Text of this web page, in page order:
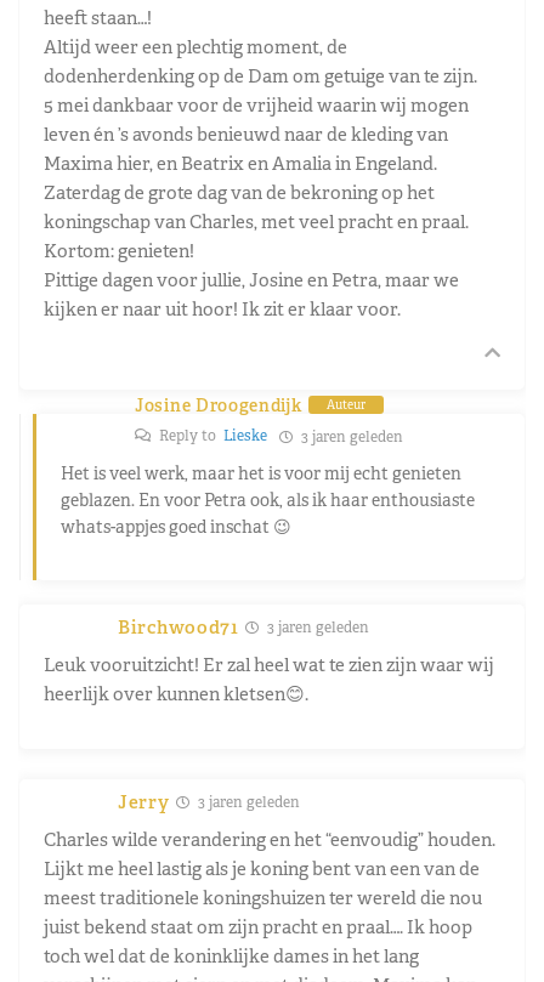
heeft staan…!
Altijd weer een plechtig moment, de
dodenherdenking op de Dam om getuige van te zijn.
5 mei dankbaar voor de vrijheid waarin wij mogen
leven én ’s avonds benieuwd naar de kleding van
Maxima hier, en Beatrix en Amalia in Engeland.
Zaterdag de grote dag van de bekroning op het
koningschap van Charles, met veel pracht en praal.
Kortom: genieten!
Pittige dagen voor jullie, Josine en Petra, maar we
kijken er naar uit hoor! Ik zit er klaar voor.
Josine Droogendijk Auteur
Reply to Lieske 3 jaren geleden
Het is veel werk, maar het is voor mij echt genieten
geblazen. En voor Petra ook, als ik haar enthousiaste
whats-appjes goed inschat 😉
Birchwood71 3 jaren geleden
Leuk vooruitzicht! Er zal heel wat te zien zijn waar wij
heerlijk over kunnen kletsen😊.
Jerry 3 jaren geleden
Charles wilde verandering en het “eenvoudig” houden.
Lijkt me heel lastig als je koning bent van een van de
meest traditionele koningshuizen ter wereld die nou
juist bekend staat om zijn pracht en praal…. Ik hoop
toch wel dat de koninklijke dames in het lang